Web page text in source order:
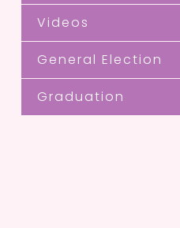
Videos
General Election
Graduation